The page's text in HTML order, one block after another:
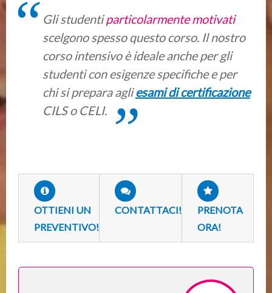
Gli studentiparticolarmente motivati
scelgono spesso questo corso. Il nostro
corso intensivo è ideale anche per gli
studenti con esigenze specifiche e per
chi si prepara agliesami di certificazione
CILS o CELI.
OTTIENI UN
PREVENTIVO!
CONTATTACI!
PRENOTA
ORA!